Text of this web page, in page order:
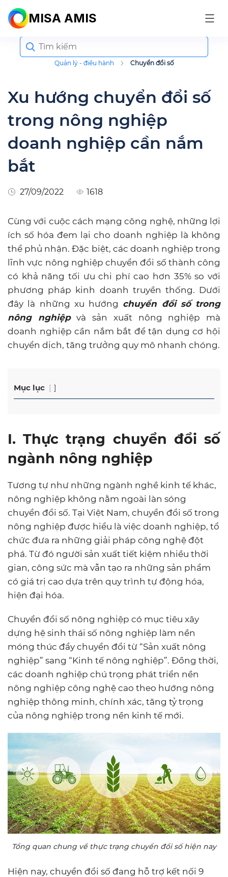
MISA AMIS
Quản lý - điều hành Chuyển đổi số
Search
for:
Xu hướng chuyển đổi số
trong nông nghiệp
doanh nghiệp cần nắm
bắt
27/09/2022 1618
Cùng với cuộc cách mạng công nghệ, những lợi
ích số hóa đem lại cho doanh nghiệp là không
thể phủ nhận. Đặc biệt, các doanh nghiệp trong
lĩnh vực nông nghiệp chuyển đổi số thành công
có khả năng tối ưu chi phí cao hơn 35% so với
phương pháp kinh doanh truyền thống. Dưới
đây là những xu hướng chuyển đổi số trong
nông nghiệpvà sản xuất nông nghiệp mà
doanh nghiệp cần nắm bắt để tận dụng cơ hội
chuyển dịch, tăng trưởng quy mô nhanh chóng.
Mục lục
I. Thực trạng chuyển đổi số
ngành nông nghiệp
Tương tự như những ngành nghề kinh tế khác,
nông nghiệp không nằm ngoài làn sóng
chuyển đổi số. Tại Việt Nam, chuyển đổi số trong
nông nghiệp được hiểu là việc doanh nghiệp, tổ
chức đưa ra những giải pháp công nghệ đột
phá. Từ đó người sản xuất tiết kiệm nhiều thời
gian, công sức mà vẫn tạo ra những sản phẩm
có giá trị cao dựa trên quy trình tự động hóa,
hiện đại hóa.
Chuyển đổi số nông nghiệp có mục tiêu xây
dựng hệ sinh thái số nông nghiệp làm nền
móng thúc đẩy chuyển đổi từ “Sản xuất nông
nghiệp” sang “Kinh tế nông nghiệp”. Đồng thời,
các doanh nghiệp chú trọng phát triển nền
nông nghiệp công nghệ cao theo hướng nông
nghiệp thông minh, chính xác, tăng tỷ trọng
của nông nghiệp trong nền kinh tế mới.
Tổng quan chung về thực trạng chuyển đổi số hiện nay
Hiện nay, chuyển đổi số đang hỗ trợ kết nối 9